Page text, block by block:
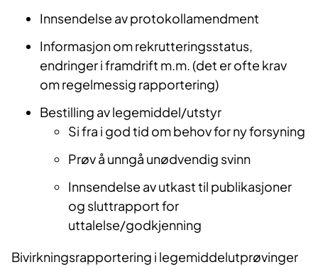
Innsendelse av protokollamendment
Informasjon om rekrutteringsstatus,
endringer i framdrift m.m. (det er ofte krav
om regelmessig rapportering)
Bestilling av legemiddel/utstyr
Si fra i god tid om behov for ny forsyning
Prøv å unngå unødvendig svinn
Innsendelse av utkast til publikasjoner
og sluttrapport for
uttalelse/godkjenning
Bivirkningsrapportering i legemiddelutprøvinger